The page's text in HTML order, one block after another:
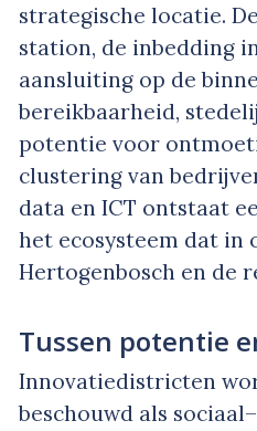
strategische locatie.
station, de inbedding
aansluiting op de
bereikbaarheid,
potentie voor
clustering van
data en ICT ontstaat
het ecosysteem dat in
Hertogenbosch en de
Tussen potentie
Innovatiedistricten
beschouwd als